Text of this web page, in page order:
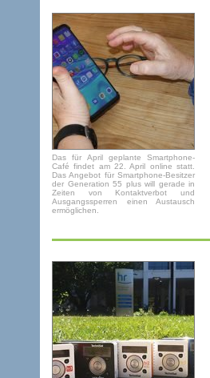
Das für April geplante Smartphone-
Café findet am 22. April online statt.
Das Angebot für Smartphone-Besitzer
der Generation 55 plus will gerade in
Zeiten von Kontaktverbot und
Ausgangssperren einen Austausch
ermöglichen.